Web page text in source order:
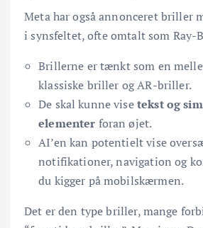
Meta har også annonceret briller
i synsfeltet, ofte omtalt som Ray-
Brillerne er tænkt som en
klassiske briller og AR-briller.
De skal kunne visetekst og
elementer foran øjet.
AI’en kan potentielt vise
notifikationer, navigation og
du kigger på mobilskærmen.
Det er den type briller, mange